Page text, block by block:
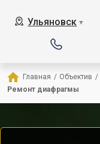
Ульяновск ▼
Главная / Объектив /
Ремонт диафрагмы